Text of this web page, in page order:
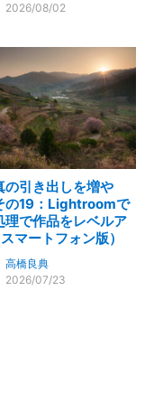
2026/08/02
の引き出しを増や
の19：Lightroomで
理で作品をレベルア
マートフォン版）
高橋良典
2026/07/23